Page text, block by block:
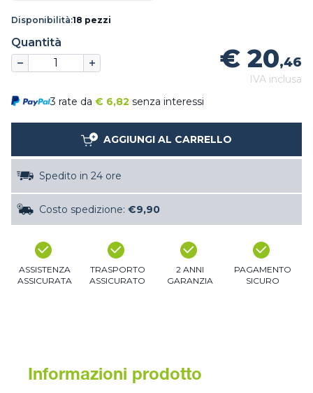
Disponibilità:18 pezzi
Quantità
€ 20,46
IVA inclusa
3 rate da € 6,82 senza interessi
AGGIUNGI AL CARRELLO
Spedito in 24 ore
Costo spedizione: €9,90
ASSISTENZA
ASSICURATA
TRASPORTO
ASSICURATO
2 ANNI
GARANZIA
PAGAMENTO
SICURO
Informazioni prodotto